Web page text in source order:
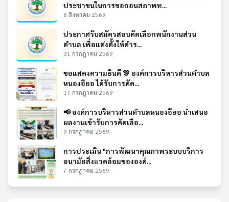
ประชาชนในการขอถอนสภาพท...
6 สิงหาคม 2569
ประกาศรับสมัครสอบคัดเลือกพนักงานส่วน
ตำบล เพื่อแต่งตั้งให้ดำร...
31 กรกฎาคม 2569
ขอแสดงความยินดี 🎊 องค์การบริหารส่วนตำบล
หนองอียอ ได้รับการคัด...
17 กรกฎาคม 2569
📢 องค์การบริหารส่วนตำบลหนองอียอ นำเสนอ
ผลงานเข้ารับการคัดเลือ...
9 กรกฎาคม 2569
การประเมิน "การพัฒนาคุณภาพระบบบริการ
อนามัยสิ่งแวดล้อมขององค์...
7 กรกฎาคม 2569